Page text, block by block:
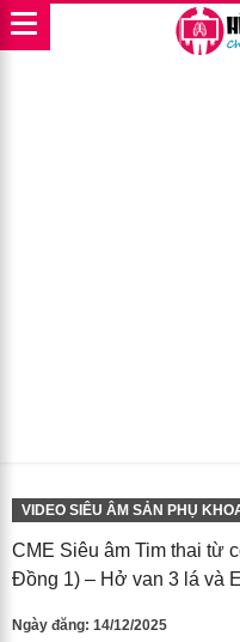
VIDEO SIÊU ÂM SẢN PHỤ
CME Siêu âm Tim thai từ
Đồng 1) – Hở van 3 lá và
Ngày đăng: 14/12/2025